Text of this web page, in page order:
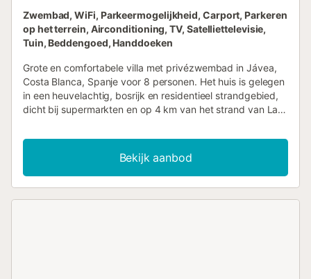
Zwembad, WiFi, Parkeermogelijkheid, Carport, Parkeren
op het terrein, Airconditioning, TV, Satelliettelevisie,
Tuin, Beddengoed, Handdoeken
Grote en comfortabele villa met privézwembad in Jávea,
Costa Blanca, Spanje voor 8 personen. Het huis is gelegen
in een heuvelachtig, bosrijk en residentieel strandgebied,
dicht bij supermarkten en op 4 km van het strand van La
badkamers en 1 gastentoilet, verspreid over 2 niveaus. De
accommodatie biedt privacy, een prachtige tuin met
gazon, grind en bomen en een heerlijk zwembad. Het
comfort en de nabijheid van het strand, winkels,
Bekijk aanbod